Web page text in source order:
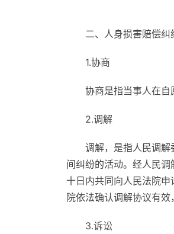
二、人身损害赔偿纠
1.协商
协商是指当事人在自
2.调解
调解，是指人民调
间纠纷的活动。经人民
十日内共同向人民法院
院依法确认调解协议有
3.诉讼